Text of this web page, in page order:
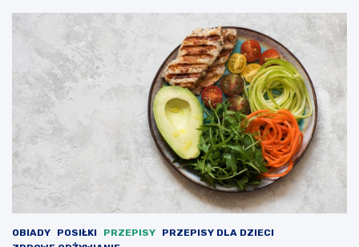
OBIADY POSIŁKI PRZEPISY
PRZEPISY DLA DZIECI